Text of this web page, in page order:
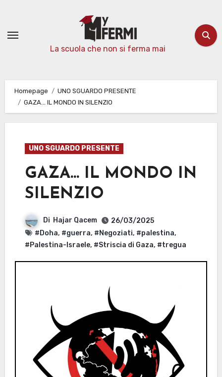
contenuto
La scuola che non si ferma mai
Homepage
UNO SGUARDO PRESENTE
GAZA… IL MONDO IN SILENZIO
UNO SGUARDO PRESENTE
GAZA… IL MONDO IN
SILENZIO
Di Hajar Qacem
26/03/2025
#Doha, #guerra, #Negoziati, #palestina,
#Palestina-Israele, #Striscia di Gaza, #tregua